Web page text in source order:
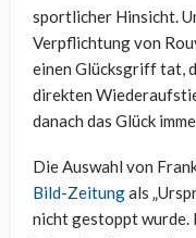
sportlicher Hinsicht.
Verpflichtung von
einen Glücksgriff tat,
direkten
danach das Glück
Die Auswahl von
Bild-Zeitungals
nicht gestoppt wurde.